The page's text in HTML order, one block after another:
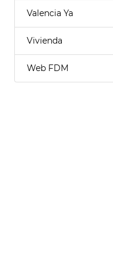
Valencia Ya
Vivienda
Web FDM